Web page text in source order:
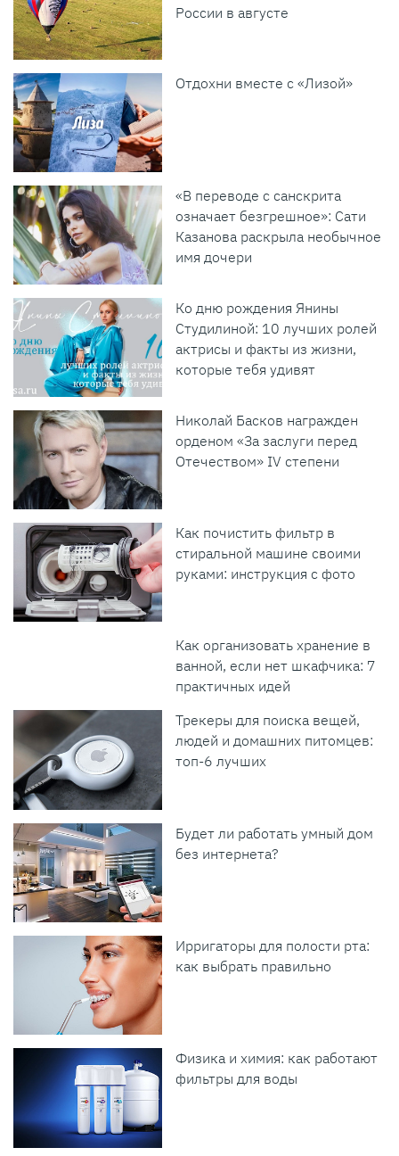
России в августе
Отдохни вместе с «Лизой»
«В переводе с санскрита
означает безгрешное»: Сати
Казанова раскрыла необычное
имя дочери
Ко дню рождения Янины
Студилиной: 10 лучших ролей
актрисы и факты из жизни,
которые тебя удивят
Николай Басков награжден
орденом «За заслуги перед
Отечеством» IV степени
Как почистить фильтр в
стиральной машине своими
руками: инструкция с фото
Как организовать хранение в
ванной, если нет шкафчика: 7
практичных идей
Трекеры для поиска вещей,
людей и домашних питомцев:
топ-6 лучших
Будет ли работать умный дом
без интернета?
Ирригаторы для полости рта:
как выбрать правильно
Физика и химия: как работают
фильтры для воды